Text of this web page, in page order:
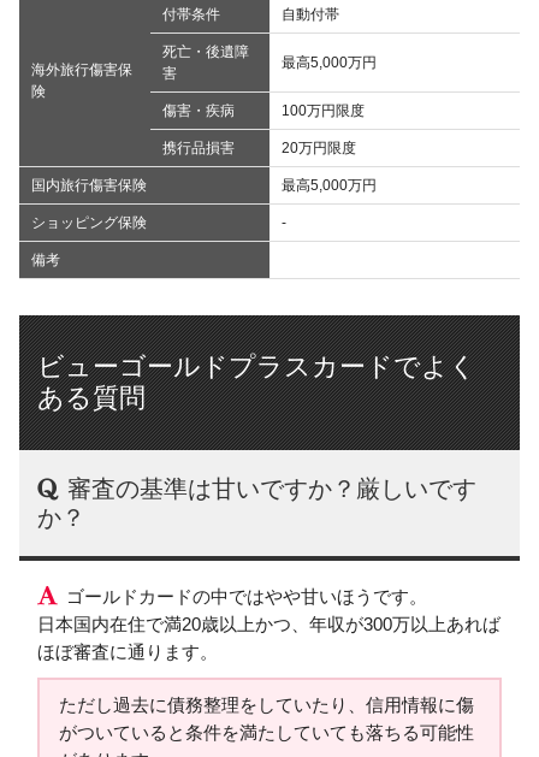
海外旅行傷害保
険
付帯条件 自動付帯
死亡・後遺障
害
最高5,000万円
傷害・疾病 100万円限度
携行品損害 20万円限度
国内旅行傷害保険 最高5,000万円
ショッピング保険 -
備考
ビューゴールドプラスカードでよく
ある質問
審査の基準は甘いですか？厳しいです
か？
ゴールドカードの中ではやや甘いほうです。
日本国内在住で満20歳以上かつ、年収が300万以上あれば
ほぼ審査に通ります。
ただし過去に債務整理をしていたり、信用情報に傷
がついていると条件を満たしていても落ちる可能性